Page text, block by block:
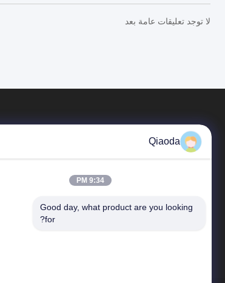
لا توجد تعليقات عامة بعد
المنتجات
Qiaoda
9:34 PM
Good day, what product are you looking
for?